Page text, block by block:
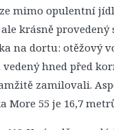
mimo opulentní
krásně
na dortu: otěžový
hned před
zamilovali.
More 55 je 16,7